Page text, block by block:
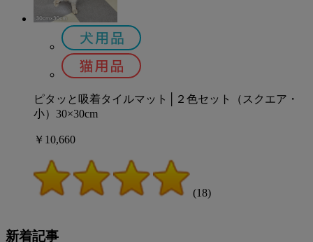
ピタッと吸着タイルマット│２色セット（スクエア・
小）30×30cm
￥10,660
(18)
新着記事